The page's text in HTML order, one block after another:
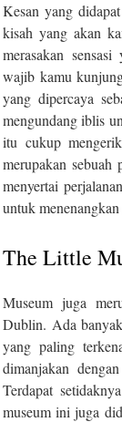
Kesan yang
kisah yang akan
merasakan sensasi
wajib kamu
yang dipercaya
mengundang iblis
itu cukup
merupakan sebuah
menyertai
untuk
The Little
Museum juga
Dublin. Ada
yang paling
dimanjakan
Terdapat
museum ini juga